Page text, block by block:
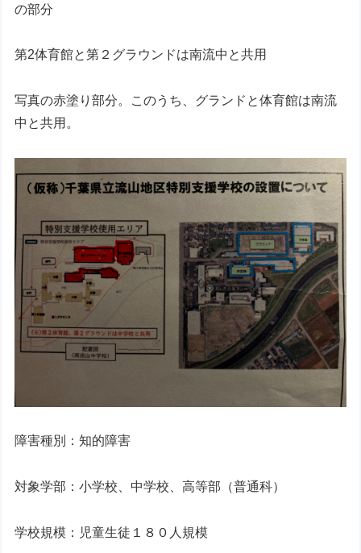
の部分
第2体育館と第２グラウンドは南流中と共用
写真の赤塗り部分。このうち、グランドと体育館は南流
中と共用。
障害種別：知的障害
対象学部：小学校、中学校、高等部（普通科）
学校規模：児童生徒１８０人規模